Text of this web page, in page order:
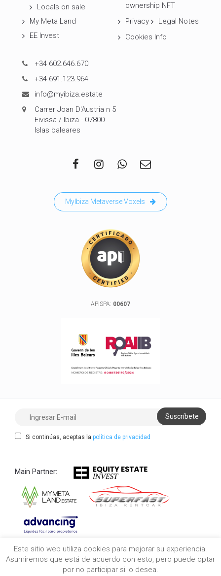
Locals on sale
My Meta Land
EE Invest
ownership NFT
Privacy
Legal Notes
Cookies Info
+34 602.646.670
+34 691.123.964
info@myibiza.estate
Carrer Joan D'Austria n 5
Eivissa / Ibiza - 07800
Islas baleares
MyIbiza Metaverse Voxels
APISPA: 00607
Si continúas, aceptas la política de privacidad
Main Partner:
Copyright 2021/2026 myibiza.estate © All Rights
Reserved
Este sitio web utiliza cookies para mejorar su experiencia.
Asumiremos que está de acuerdo con esto, pero puede optar
por no participar si lo desea.